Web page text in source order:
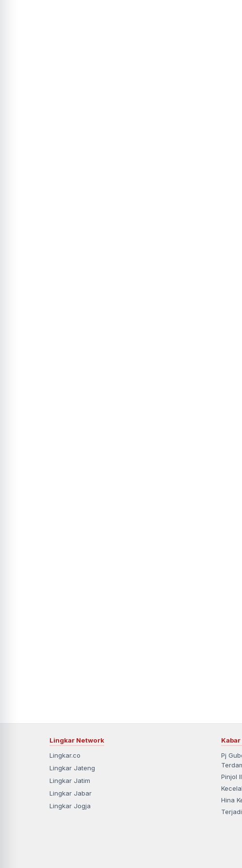
Lingkar Network
Lingkar.co
Lingkar Jateng
Lingkar Jatim
Lingkar Jabar
Lingkar Jogja
Pj
Pinjol
Hina